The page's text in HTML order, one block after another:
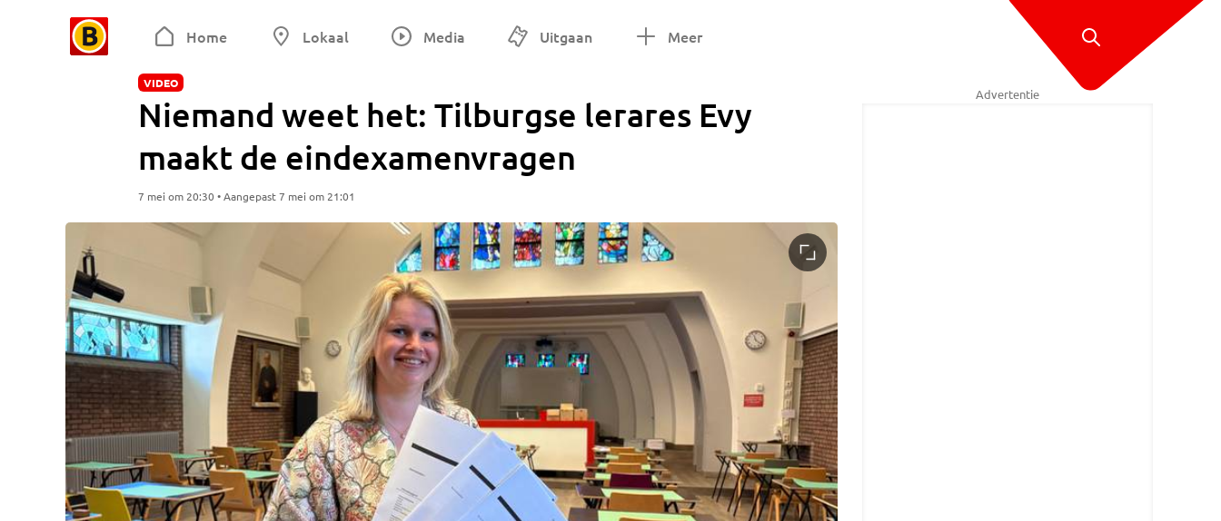
Home Lokaal Media Uitgaan Meer
VIDEO
Niemand weet het: Tilburgse lerares Evy
maakt de eindexamenvragen
7 mei om 20:30 • Aangepast 7 mei om 21:01
Advertentie